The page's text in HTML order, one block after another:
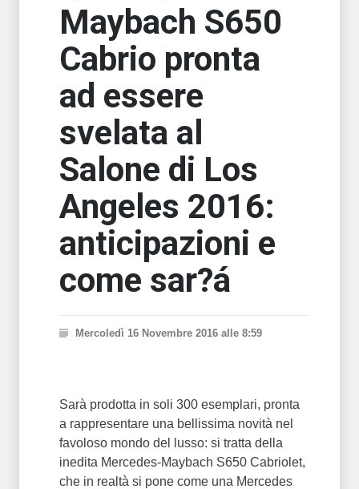
Maybach S650
Cabrio pronta
ad essere
svelata al
Salone di Los
Angeles 2016:
anticipazioni e
come sar?á
Mercoledì 16 Novembre 2016 alle 8:59
Sarà prodotta in soli 300 esemplari, pronta
a rappresentare una bellissima novità nel
favoloso mondo del lusso: si tratta della
inedita Mercedes-Maybach S650 Cabriolet,
che in realtà si pone come una Mercedes